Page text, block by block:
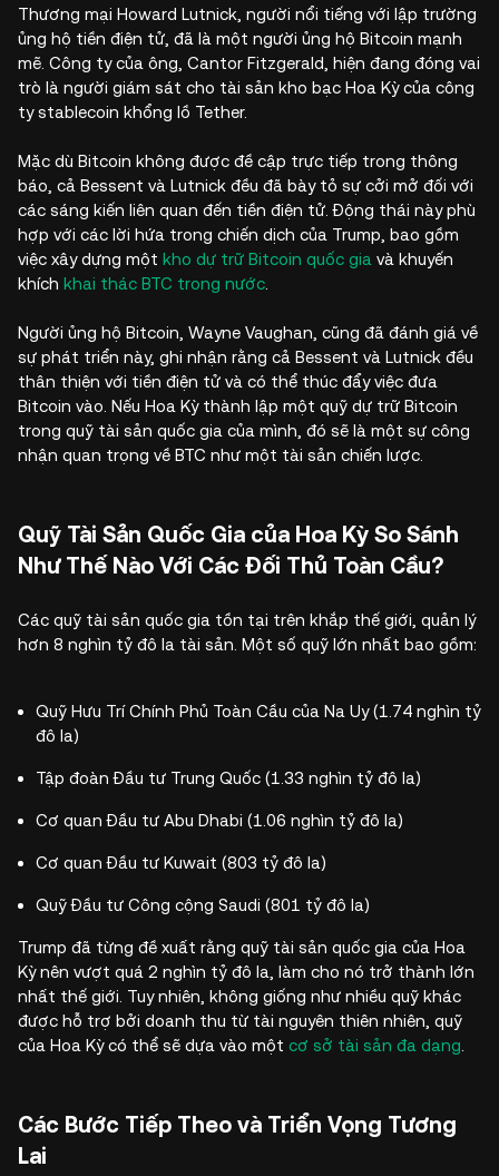
Thương mại Howard Lutnick, người nổi tiếng với lập trường
ủng hộ tiền điện tử, đã là một người ủng hộ Bitcoin mạnh
mẽ. Công ty của ông, Cantor Fitzgerald, hiện đang đóng vai
trò là người giám sát cho tài sản kho bạc Hoa Kỳ của công
ty stablecoin khổng lồ Tether.
Mặc dù Bitcoin không được đề cập trực tiếp trong thông
báo, cả Bessent và Lutnick đều đã bày tỏ sự cởi mở đối với
các sáng kiến liên quan đến tiền điện tử. Động thái này phù
hợp với các lời hứa trong chiến dịch của Trump, bao gồm
việc xây dựng một kho dự trữ Bitcoin quốc gia và khuyến
khích khai thác BTC trong nước
Người ủng hộ Bitcoin, Wayne Vaughan, cũng đã đánh giá về
sự phát triển này, ghi nhận rằng cả Bessent và Lutnick đều
thân thiện với tiền điện tử và có thể thúc đẩy việc đưa
Bitcoin vào. Nếu Hoa Kỳ thành lập một quỹ dự trữ Bitcoin
trong quỹ tài sản quốc gia của mình, đó sẽ là một sự công
nhận quan trọng về BTC như một tài sản chiến lược.
Quỹ Tài Sản Quốc Gia của Hoa Kỳ So Sánh
Như Thế Nào Với Các Đối Thủ Toàn Cầu?
Các quỹ tài sản quốc gia tồn tại trên khắp thế giới, quản lý
hơn 8 nghìn tỷ đô la tài sản. Một số quỹ lớn nhất bao gồm:
Quỹ Hưu Trí Chính Phủ Toàn Cầu của Na Uy (1.74 nghìn tỷ
đô la)
Tập đoàn Đầu tư Trung Quốc (1.33 nghìn tỷ đô la)
Cơ quan Đầu tư Abu Dhabi (1.06 nghìn tỷ đô la)
Cơ quan Đầu tư Kuwait (803 tỷ đô la)
Quỹ Đầu tư Công cộng Saudi (801 tỷ đô la)
Trump đã từng đề xuất rằng quỹ tài sản quốc gia của Hoa
Kỳ nên vượt quá 2 nghìn tỷ đô la, làm cho nó trở thành lớn
nhất thế giới. Tuy nhiên, không giống như nhiều quỹ khác
được hỗ trợ bởi doanh thu từ tài nguyên thiên nhiên, quỹ
của Hoa Kỳ có thể sẽ dựa vào một cơ sở tài sản đa dạng
Các Bước Tiếp Theo và Triển Vọng Tương
Lai